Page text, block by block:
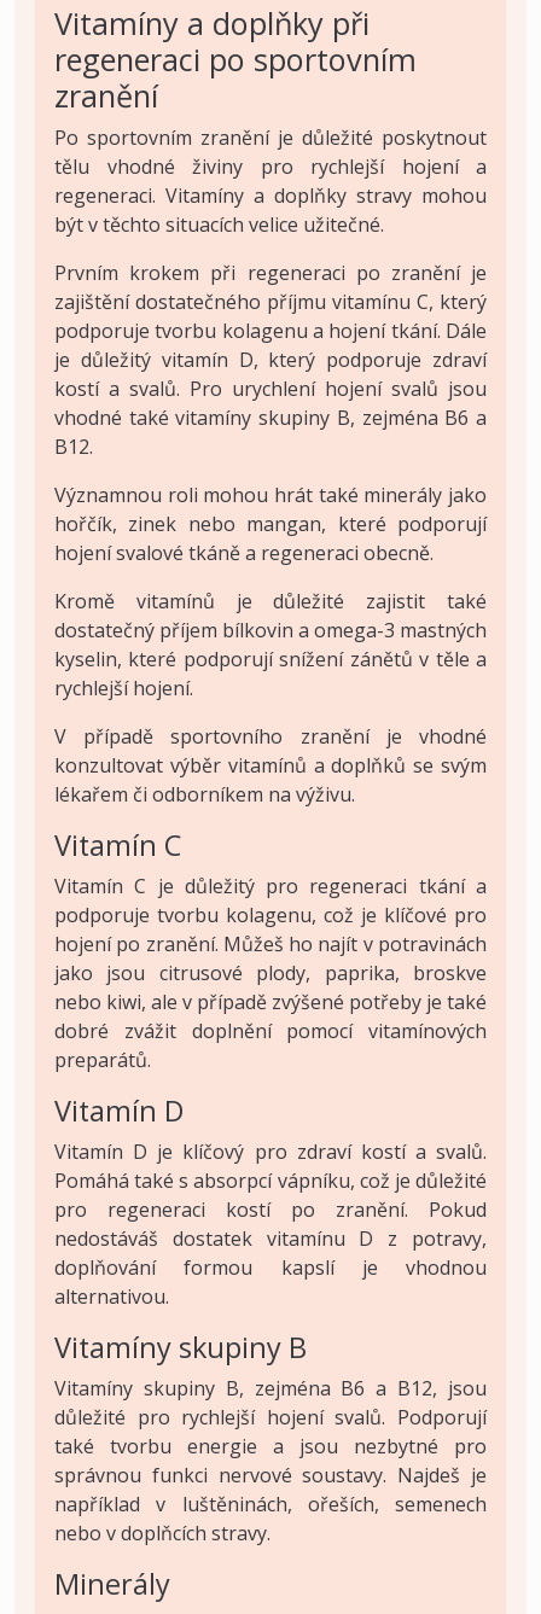
Vitamíny a doplňky při
regeneraci po sportovním
zranění
Po sportovním zranění je důležité poskytnout
tělu vhodné živiny pro rychlejší hojení a
regeneraci. Vitamíny a doplňky stravy mohou
být v těchto situacích velice užitečné.
Prvním krokem při regeneraci po zranění je
zajištění dostatečného příjmu vitamínu C, který
podporuje tvorbu kolagenu a hojení tkání. Dále
je důležitý vitamín D, který podporuje zdraví
kostí a svalů. Pro urychlení hojení svalů jsou
vhodné také vitamíny skupiny B, zejména B6 a
B12.
Významnou roli mohou hrát také minerály jako
hořčík, zinek nebo mangan, které podporují
hojení svalové tkáně a regeneraci obecně.
Kromě vitamínů je důležité zajistit také
dostatečný příjem bílkovin a omega-3 mastných
kyselin, které podporují snížení zánětů v těle a
rychlejší hojení.
V případě sportovního zranění je vhodné
konzultovat výběr vitamínů a doplňků se svým
lékařem či odborníkem na výživu.
Vitamín C
Vitamín C je důležitý pro regeneraci tkání a
podporuje tvorbu kolagenu, což je klíčové pro
hojení po zranění. Můžeš ho najít v potravinách
jako jsou citrusové plody, paprika, broskve
nebo kiwi, ale v případě zvýšené potřeby je také
dobré zvážit doplnění pomocí vitamínových
preparátů.
Vitamín D
Vitamín D je klíčový pro zdraví kostí a svalů.
Pomáhá také s absorpcí vápníku, což je důležité
pro regeneraci kostí po zranění. Pokud
nedostáváš dostatek vitamínu D z potravy,
doplňování formou kapslí je vhodnou
alternativou.
Vitamíny skupiny B
Vitamíny skupiny B, zejména B6 a B12, jsou
důležité pro rychlejší hojení svalů. Podporují
také tvorbu energie a jsou nezbytné pro
správnou funkci nervové soustavy. Najdeš je
například v luštěninách, ořeších, semenech
nebo v doplňcích stravy.
Minerály